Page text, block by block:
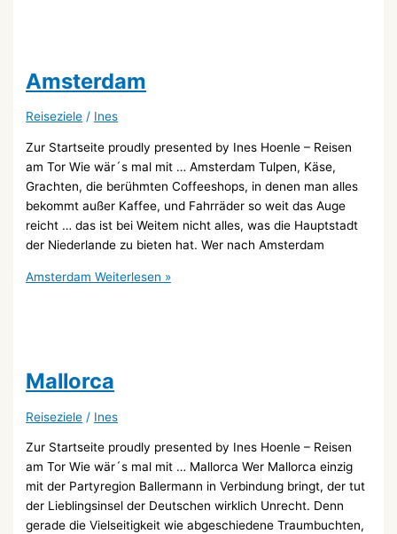
Amsterdam
Reiseziele / Ines
Zur Startseite proudly presented by Ines Hoenle – Reisen
am Tor Wie wär´s mal mit … Amsterdam Tulpen, Käse,
Grachten, die berühmten Coffeeshops, in denen man alles
bekommt außer Kaffee, und Fahrräder so weit das Auge
reicht … das ist bei Weitem nicht alles, was die Hauptstadt
der Niederlande zu bieten hat. Wer nach Amsterdam
Amsterdam Weiterlesen »
Mallorca
Reiseziele / Ines
Zur Startseite proudly presented by Ines Hoenle – Reisen
am Tor Wie wär´s mal mit … Mallorca Wer Mallorca einzig
mit der Partyregion Ballermann in Verbindung bringt, der tut
der Lieblingsinsel der Deutschen wirklich Unrecht. Denn
gerade die Vielseitigkeit wie abgeschiedene Traumbuchten,